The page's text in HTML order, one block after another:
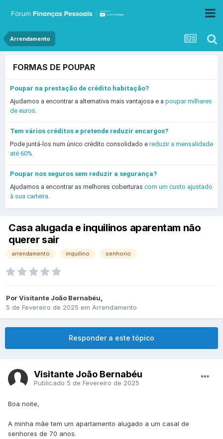
Arrendamento
FORMAS DE POUPAR
Poupar na prestação de crédito habitação?
Ajudamos a encontrar a alternativa mais vantajosa e a poupar milhares
de euros.
Tem vários créditos e pretende reduzir encargos?
Pode juntá-los num único crédito consolidado e reduzir a mensalidade
até 60%.
Poupar nos seguros sem reduzir a segurança?
Ajudamos a encontrar as melhores coberturas com um custo ajustado
à sua carteira.
Casa alugada e inquilinos aparentam não
querer sair
arrendamento inquilino senhorio
PorVisitante João Bernabéu,
5 de Fevereiro de 2025 em Arrendamento
Responder a este tópico
Visitante João Bernabéu
Publicado 5 de Fevereiro de 2025
Boa noite,
A minha mãe tem um apartamento alugado a um casal de
senhores de 70 anos.